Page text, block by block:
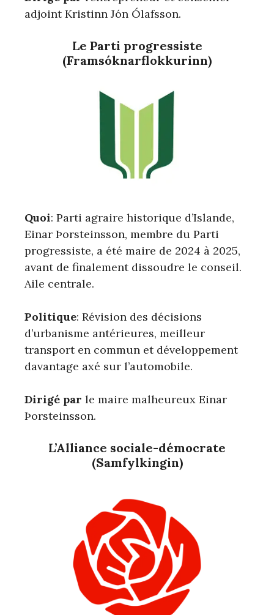
adjoint Kristinn Jón Ólafsson.
Le Parti progressiste
(Framsóknarflokkurinn)
Quoi: Parti agraire historique d’Islande,
Einar Þorsteinsson, membre du Parti
progressiste, a été maire de 2024 à 2025,
avant de finalement dissoudre le conseil.
Aile centrale.
Politique: Révision des décisions
d’urbanisme antérieures, meilleur
transport en commun et développement
davantage axé sur l’automobile.
Dirigé par le maire malheureux Einar
Þorsteinsson.
L’Alliance sociale-démocrate
(Samfylkingin)